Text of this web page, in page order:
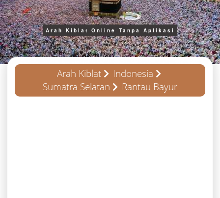
Arah Kiblat Online Tanpa Aplikasi
Arah Kiblat
Indonesia
Sumatra Selatan
Rantau Bayur